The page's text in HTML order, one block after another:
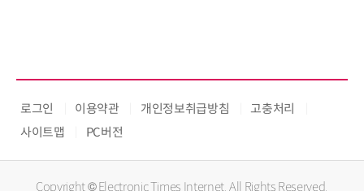
로그인 이용약관 개인정보취급방침
고충처리
사이트맵
PC버전
Copyright © Electronic Times Internet. All Rights Reserved.